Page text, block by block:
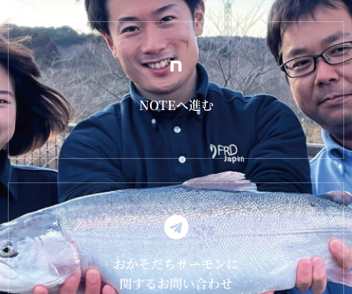
NOTEへ進む
おかそだちサーモンに
関するお問い合わせ